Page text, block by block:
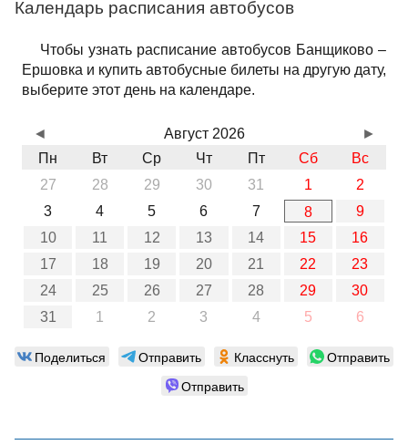
Календарь расписания автобусов
Чтобы узнать расписание автобусов Банщиково –
Ершовка и купить автобусные билеты на другую дату,
выберите этот день на календаре.
Август 2026
Пн
Вт Ср Чт Пт Сб
Вс
27
28 29 30 31 1
2
3
4 5 6 7 8
9
10
11 12 13 14 15
16
17
18 19 20 21 22
23
24
25 26 27 28 29
30
31
1 2 3 4 5 6
◄ ►
Поделиться Отправить Класснуть
Отправить
Отправить